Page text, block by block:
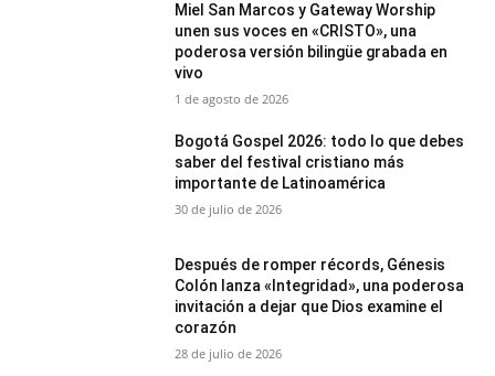
Miel San Marcos y Gateway Worship
unen sus voces en «CRISTO», una
poderosa versión bilingüe grabada en
vivo
1 de agosto de 2026
Bogotá Gospel 2026: todo lo que debes
saber del festival cristiano más
importante de Latinoamérica
30 de julio de 2026
Después de romper récords, Génesis
Colón lanza «Integridad», una poderosa
invitación a dejar que Dios examine el
corazón
28 de julio de 2026